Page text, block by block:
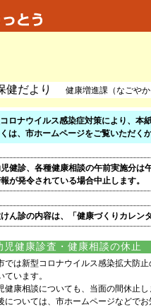
健だより 健康増進課（なごや
ロナウイルス感染症対策により、本
は、市ホームページをご覧いただく
健診、各種健康相談の午前実施分は
が発令されている場合中止します。
ん診の内容は、「健康づくりカレン
児健康診査・健康相談の休止
は新型コロナウイルス感染拡大防
ています。
健康相談についても、当面の間休止し
ついては、市ホームページなどで